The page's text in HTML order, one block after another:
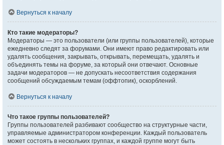
Вернуться к началу
Кто такие модераторы?
Модераторы — это пользователи (или группы пользователей), которые
ежедневно следят за форумами. Они имеют право редактировать или
удалять сообщения, закрывать, открывать, перемещать, удалять и
объединять темы на форуме, за который они отвечают. Основные
задачи модераторов — не допускать несоответствия содержания
сообщений обсуждаемым темам (оффтопик), оскорблений.
Вернуться к началу
Что такое группы пользователей?
Группы пользователей разбивают сообщество на структурные части,
управляемые администратором конференции. Каждый пользователь
может состоять в нескольких группах, и каждой группе могут быть